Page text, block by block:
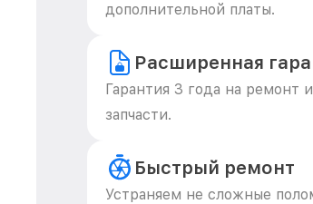
дополнительной платы.
Расширенная
Гарантия 3 года на ремонт и
запчасти.
Быстрый ремонт
Устраняем не сложные